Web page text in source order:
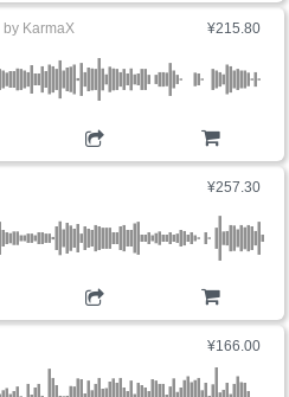
¥215.80
by KarmaX
¥257.30
¥166.00